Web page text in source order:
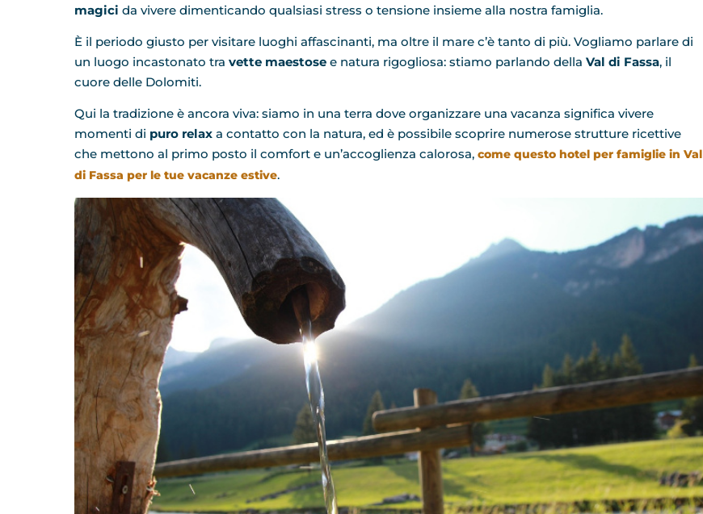
magici da vivere dimenticando qualsiasi stress o tensione insieme alla nostra famiglia.
È il periodo giusto per visitare luoghi affascinanti, ma oltre il mare c’è tanto di più. Vogliamo parlare di
un luogo incastonato tra vette maestose e natura rigogliosa: stiamo parlando della Val di Fassa, il
cuore delle Dolomiti.
Qui la tradizione è ancora viva: siamo in una terra dove organizzare una vacanza significa vivere
momenti di puro relax a contatto con la natura, ed è possibile scoprire numerose strutture ricettive
che mettono al primo posto il comfort e un’accoglienza calorosa, come questo hotel per famiglie in Val
di Fassa per le tue vacanze estive.